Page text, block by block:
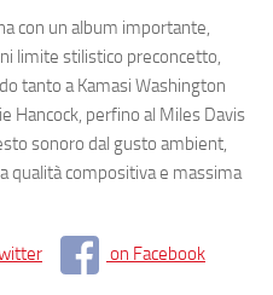
con un album importante,
limite stilistico preconcetto,
tanto a Kamasi Washington
Hancock, perfino al Miles Davis
sonoro dal gusto ambient,
qualità compositiva e massima
on Facebook